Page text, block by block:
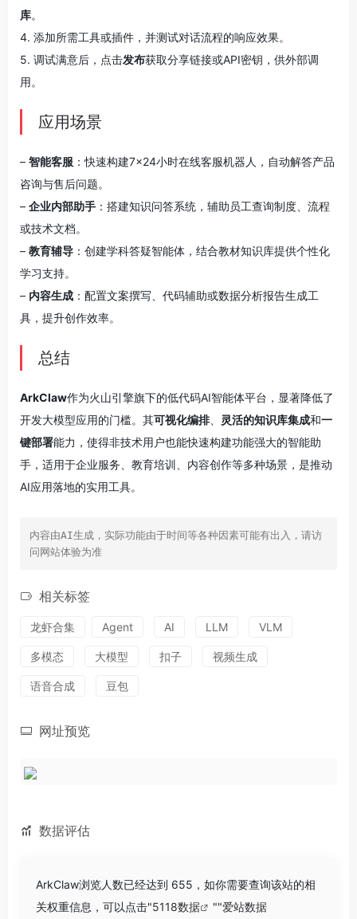
库。
4. 添加所需工具或插件，并测试对话流程的响应效果。
5. 调试满意后，点击发布获取分享链接或API密钥，供外部调
用。
应用场景
– 智能客服 ：快速构建7×24小时在线客服机器人，自动解答产品
咨询与售后问题。
– 企业内部助手 ：搭建知识问答系统，辅助员工查询制度、流程
或技术文档。
– 教育辅导 ：创建学科答疑智能体，结合教材知识库提供个性化
学习支持。
– 内容生成 ：配置文案撰写、代码辅助或数据分析报告生成工
具，提升创作效率。
总结
ArkClaw作为火山引擎旗下的低代码AI智能体平台，显著降低了
开发大模型应用的门槛。其可视化编排、 灵活的知识库集成和一
键部署能力，使得非技术用户也能快速构建功能强大的智能助
手，适用于企业服务、教育培训、内容创作等多种场景，是推动
AI应用落地的实用工具。
内容由AI生成，实际功能由于时间等各种因素可能有出入，请访
问网站体验为准
相关标签
龙虾合集 Agent AI LLM VLM
多模态 大模型 扣子 视频生成
语音合成 豆包
网址预览
数据评估
ArkClaw浏览人数已经达到 655，如你需要查询该站的相
关权重信息，可以点击"5118数据 ""爱站数据